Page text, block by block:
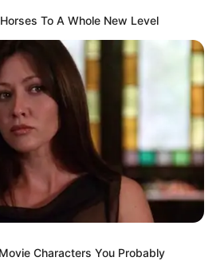
pendiente, puede obtener más
el agendamiento de actividades
a través de los siguientes
445 7292 o 324 681 4036.
ACTIVIDAD
CONVIVENCIA
To A Whole New Level
Characters You Probably